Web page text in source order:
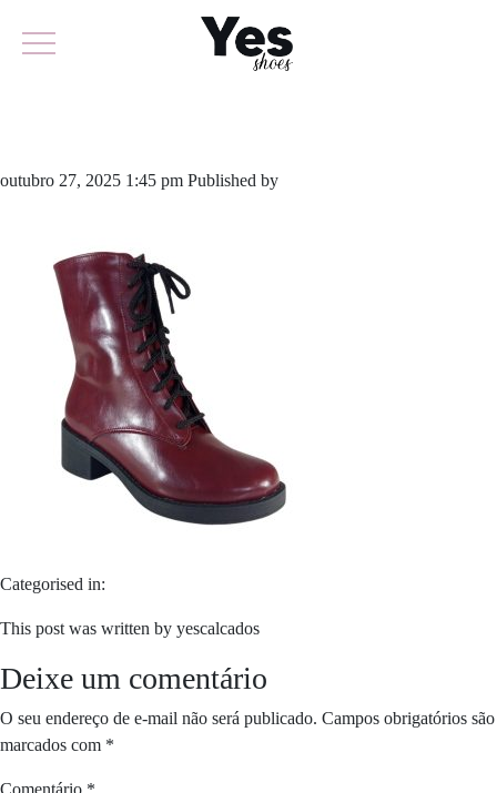
outubro 27, 2025 1:45 pm Published by
Categorised in:
This post was written by yescalcados
Deixe um comentário
O seu endereço de e-mail não será publicado. Campos obrigatórios são
marcados com *
Comentário *